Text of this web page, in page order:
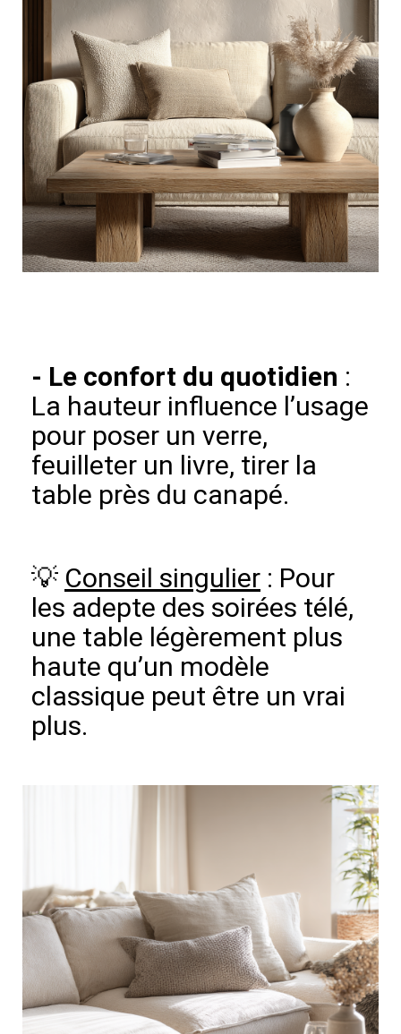
- Le confort du quotidien :
La hauteur influence l’usage
pour poser un verre,
feuilleter un livre, tirer la
table près du canapé.
💡 Conseil singulier : Pour
les adepte des soirées télé,
une table légèrement plus
haute qu’un modèle
classique peut être un vrai
plus.